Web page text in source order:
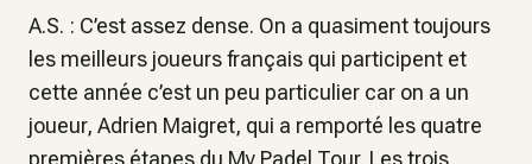
A.S. : C’est assez dense. On a quasiment toujours
les meilleurs joueurs français qui participent et
cette année c’est un peu particulier car on a un
joueur, Adrien Maigret, qui a remporté les quatre
premières étapes du My Padel Tour. Les trois